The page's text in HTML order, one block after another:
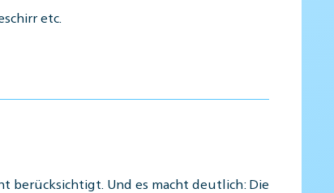
etc.
berücksichtigt. Und es macht deutlich: Die